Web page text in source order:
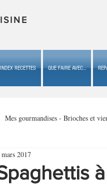
INDEX RECETTES QUE FAIRE AVEC...
Mes gourmandises - Brioches et
- les gâteaux du b
2017